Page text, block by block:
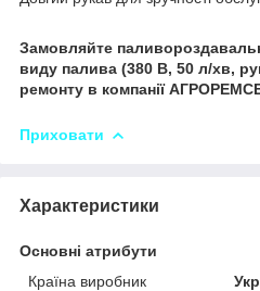
Замовляйте
виду палива (380 В, 50 л/хв,
ремонту в компанії
Приховати
Характеристики
Основні атрибути
Країна виробник